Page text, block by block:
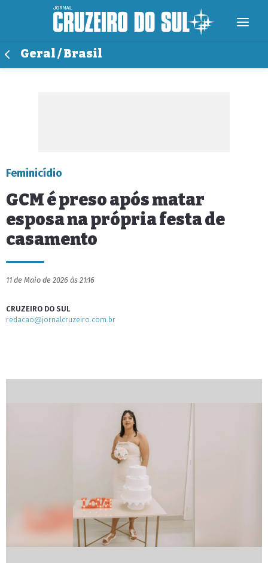
Geral / Brasil
Feminicídio
GCM é preso após matar
esposa na própria festa de
casamento
11 de Maio de 2026 às 21:16
CRUZEIRO DO SUL
redacao@jornalcruzeiro.com.br